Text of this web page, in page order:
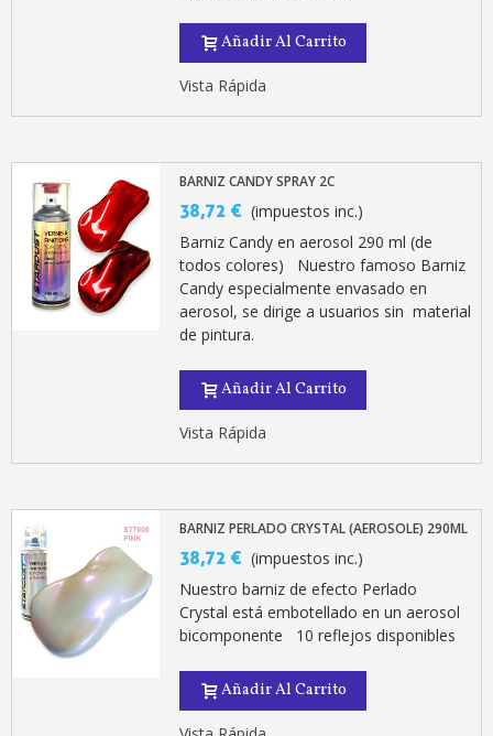
Añadir Al Carrito
Vista Rápida
BARNIZ CANDY SPRAY 2C
38,72 € (impuestos inc.)
Barniz Candy en aerosol 290 ml (de
todos colores) Nuestro famoso Barniz
Candy especialmente envasado en
aerosol, se dirige a usuarios sin material
de pintura.
Añadir Al Carrito
Vista Rápida
BARNIZ PERLADO CRYSTAL (AEROSOLE) 290ML
38,72 € (impuestos inc.)
Nuestro barniz de efecto Perlado
Crystal está embotellado en un aerosol
bicomponente 10 reflejos disponibles
Añadir Al Carrito